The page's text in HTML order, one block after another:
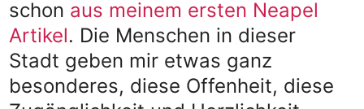
schon aus meinem ersten Neapel
Artikel. Die Menschen in dieser
Stadt geben mir etwas ganz
besonderes, diese Offenheit, diese